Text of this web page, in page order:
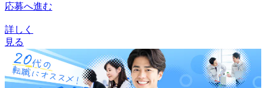
応募へ進む
詳しく
見る